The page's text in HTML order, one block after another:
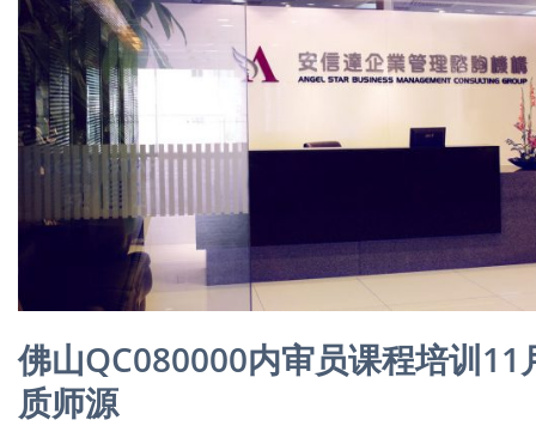
佛山QC080000内审员课程培训
质师源